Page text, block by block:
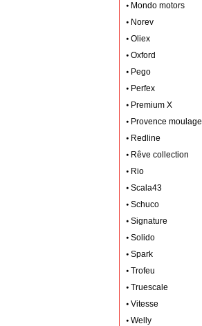
Mondo motors
Norev
Oliex
Oxford
Pego
Perfex
Premium X
Provence moulage
Redline
Rêve collection
Rio
Scala43
Schuco
Signature
Solido
Spark
Trofeu
Truescale
Vitesse
Welly